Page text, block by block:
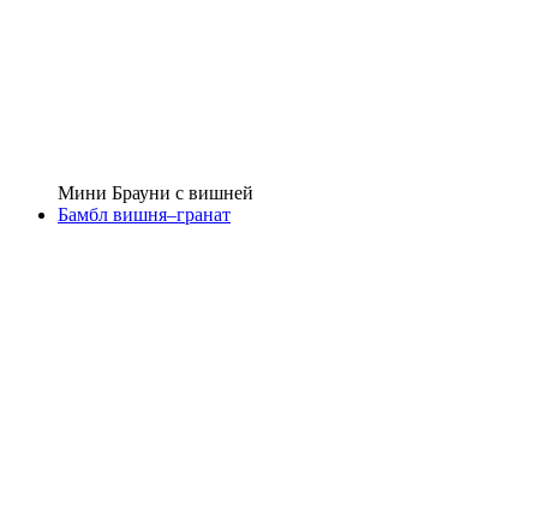
Мини Брауни с вишней
Бамбл вишня–гранат